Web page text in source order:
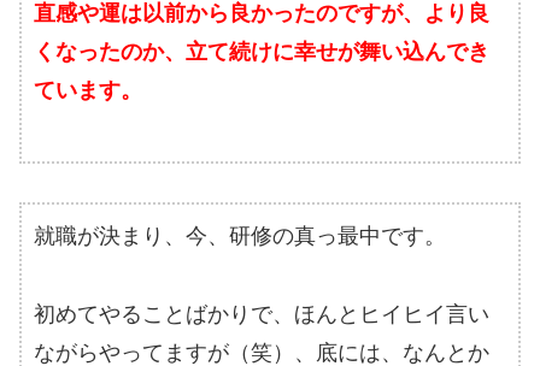
直感や運は以前から良かったのですが、より良
くなったのか、立て続けに幸せが舞い込んでき
ています。
就職が決まり、今、研修の真っ最中です。
初めてやることばかりで、ほんとヒイヒイ言い
ながらやってますが（笑）、底には、なんとか